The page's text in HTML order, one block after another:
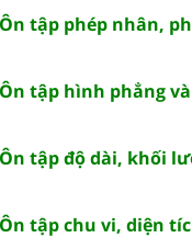
tập phép nhân,
tập hình phẳng
tập độ dài, khối
tập chu vi, diện